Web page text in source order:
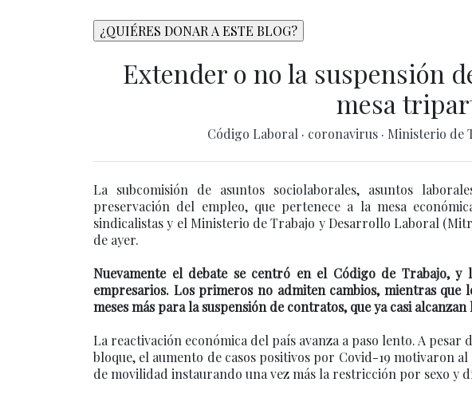
Extender o no la suspensión
mesa
Código Laboral · coronavirus · Ministerio de
La subcomisión de asuntos sociolaborales, asuntos
preservación del empleo, que pertenece a la mesa
sindicalistas y el Ministerio de Trabajo y Desarrollo Laboral
de ayer.
Nuevamente el debate se centró en el Código de Trabajo, y
empresarios. Los primeros no admiten cambios, mientras que
meses más para la suspensión de contratos, que ya casi
La reactivación económica del país avanza a paso lento. A
bloque, el aumento de casos positivos por Covid-19 motivaron
de movilidad instaurando una vez más la restricción por sexo y